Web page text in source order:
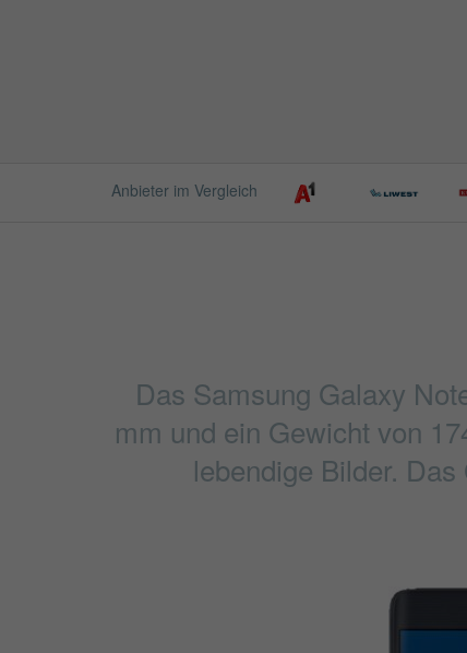
Anbieter im Vergleich
Das Samsung Galaxy
mm und ein Gewicht von
lebendige Bilder.